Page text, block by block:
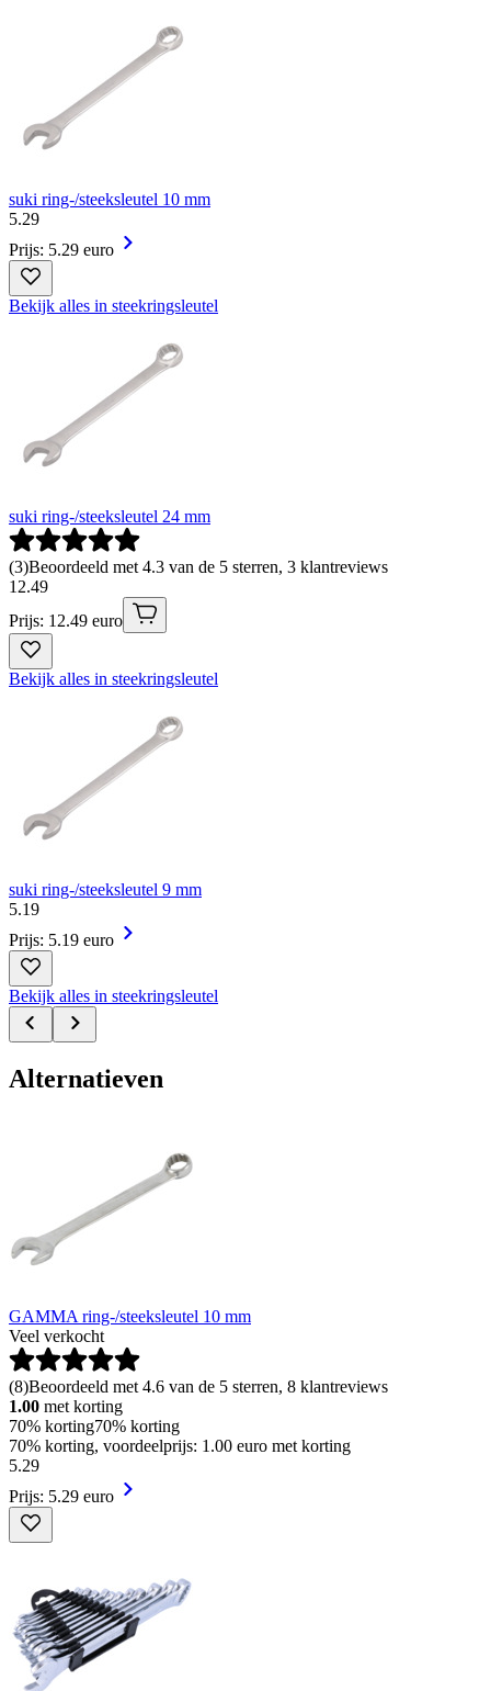
suki ring-/steeksleutel 10 mm
5.29
Prijs: 5.29 euro
Bekijk alles in steekringsleutel
suki ring-/steeksleutel 24 mm
(3)Beoordeeld met 4.3 van de 5 sterren, 3 klantreviews
12.49
Prijs: 12.49 euro
Bekijk alles in steekringsleutel
suki ring-/steeksleutel 9 mm
5.19
Prijs: 5.19 euro
Bekijk alles in steekringsleutel
Alternatieven
GAMMA ring-/steeksleutel 10 mm
Veel verkocht
(8)Beoordeeld met 4.6 van de 5 sterren, 8 klantreviews
1.00 met korting
70% korting70% korting
70% korting, voordeelprijs: 1.00 euro met korting
5.29
Prijs: 5.29 euro